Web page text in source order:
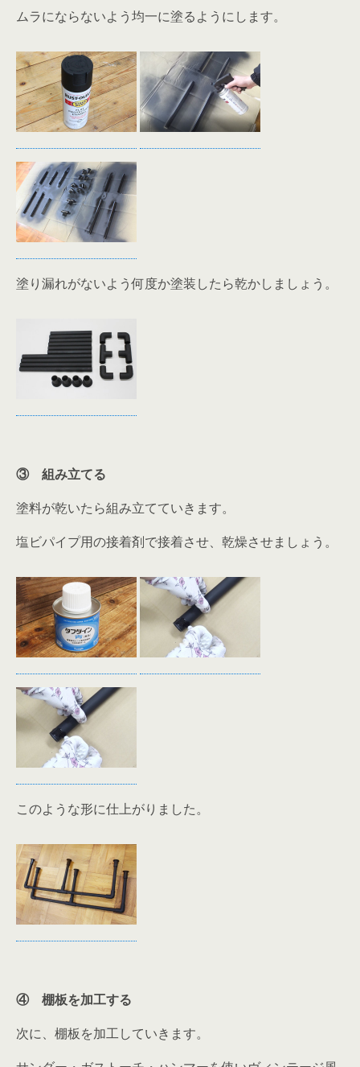
ムラにならないよう均一に塗るようにします。
塗り漏れがないよう何度か塗装したら乾かしましょう。
③ 組み立てる
塗料が乾いたら組み立てていきます。
塩ビパイプ用の接着剤で接着させ、乾燥させましょう。
このような形に仕上がりました。
④ 棚板を加工する
次に、棚板を加工していきます。